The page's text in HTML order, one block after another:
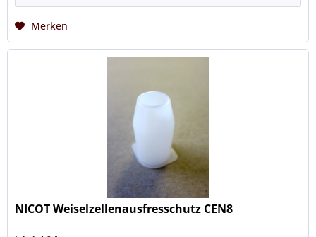
Merken
NICOT Weiselzellenausfresschutz CEN8